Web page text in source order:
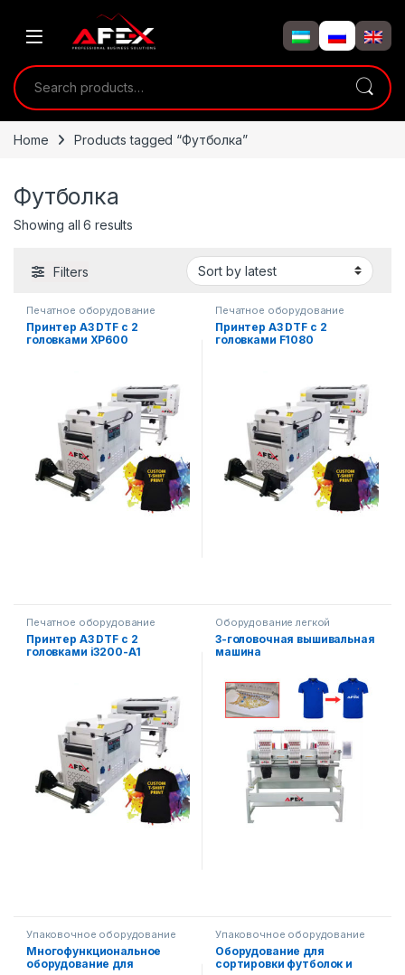
Search for:
Home Products tagged “Футболка”
Футболка
Showing all 6 results
Filters
Печатное оборудование
Принтер A3 DTF с 2
головками XP600
Печатное оборудование
Принтер A3 DTF с 2
головками F1080
Печатное оборудование
Принтер A3 DTF с 2
головками i3200-A1
Оборудование легкой
промышленности
3-головочная вышивальная
машина
Упаковочное оборудование
Многофункциональное
оборудование для
Упаковочное оборудование
Оборудование для
сортировки футболок и